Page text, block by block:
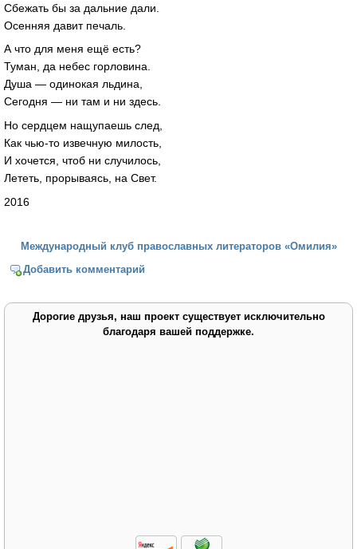
Сбежать бы за дальние дали.
Осенняя давит печаль.
А что для меня ещё есть?
Туман, да небес горловина.
Душа — одинокая льдина,
Сегодня — ни там и ни здесь.
Но сердцем нащупаешь след,
Как чью-то извечную милость,
И хочется, чтоб ни случилось,
Лететь, прорываясь, на Свет.
2016
Международный клуб православных литераторов «Омилия»
Добавить комментарий
Дорогие друзья, наш проект существует исключительно
благодаря вашей поддержке.